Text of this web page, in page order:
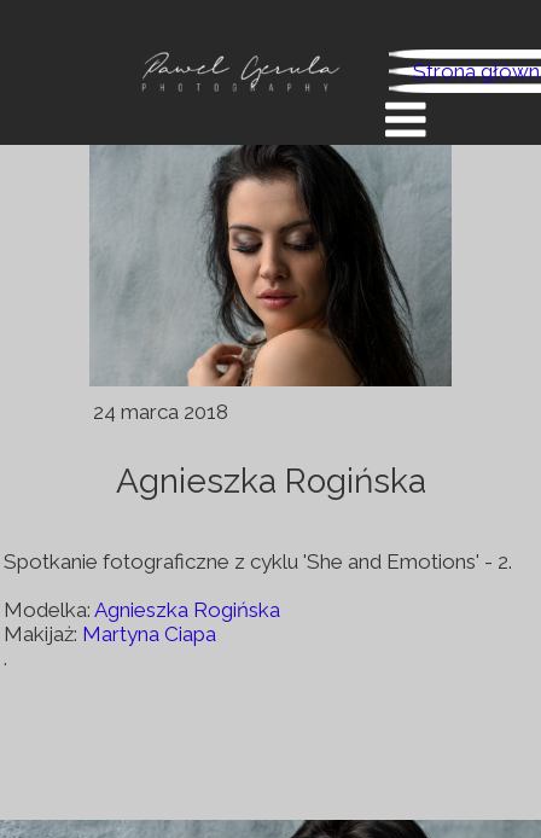
Strona
24 marca 2018
Agnieszka Rogińska
Spotkanie fotograficzne z cyklu 'She and Emotions' - 2.
Modelka: Agnieszka Rogińska
Makijaż: Martyna Ciapa
.